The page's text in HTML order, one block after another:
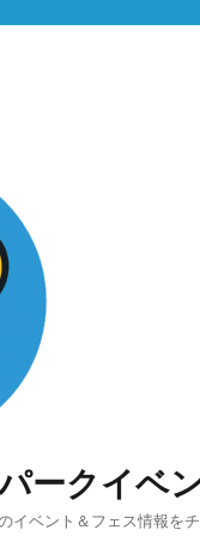
ークイベ
イベント＆フェス情報をチ